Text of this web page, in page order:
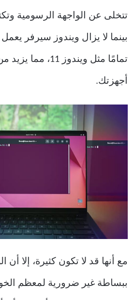
تتخلى عن الواجهة الرسومية
بينما لا يزال ويندوز سيرفر يعمل
تمامًا مثل ويندوز
أجهزتك.
مع أنها قد لا تكون كثيرة، إلا أن
ببساطة غير ضرورية لمعظم